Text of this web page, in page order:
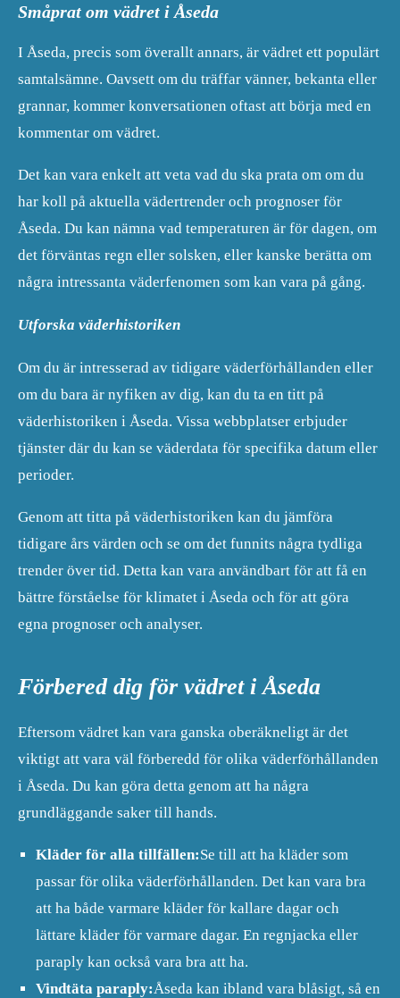
Småprat om vädret i Åseda
I Åseda, precis som överallt annars, är vädret ett populärt
samtalsämne. Oavsett om du träffar vänner, bekanta eller
grannar, kommer konversationen oftast att börja med en
kommentar om vädret.
Det kan vara enkelt att veta vad du ska prata om om du
har koll på aktuella vädertrender och prognoser för
Åseda. Du kan nämna vad temperaturen är för dagen, om
det förväntas regn eller solsken, eller kanske berätta om
några intressanta väderfenomen som kan vara på gång.
Utforska väderhistoriken
Om du är intresserad av tidigare väderförhållanden eller
om du bara är nyfiken av dig, kan du ta en titt på
väderhistoriken i Åseda. Vissa webbplatser erbjuder
tjänster där du kan se väderdata för specifika datum eller
perioder.
Genom att titta på väderhistoriken kan du jämföra
tidigare års värden och se om det funnits några tydliga
trender över tid. Detta kan vara användbart för att få en
bättre förståelse för klimatet i Åseda och för att göra
egna prognoser och analyser.
Förbered dig för vädret i Åseda
Eftersom vädret kan vara ganska oberäkneligt är det
viktigt att vara väl förberedd för olika väderförhållanden
i Åseda. Du kan göra detta genom att ha några
grundläggande saker till hands.
Kläder för alla tillfällen:Se till att ha kläder som
passar för olika väderförhållanden. Det kan vara bra
att ha både varmare kläder för kallare dagar och
lättare kläder för varmare dagar. En regnjacka eller
paraply kan också vara bra att ha.
Vindtäta paraply:Åseda kan ibland vara blåsigt, så en